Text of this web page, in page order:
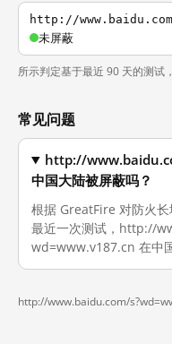
http://
未屏蔽
所示判定基于最近 90 天的测试
常见问题
http://
中国大陆被屏蔽吗？
根据 GreatFire 对防火
最近一次测试，http://
wd=www.v187.cn 在中
http://www.baidu.com/